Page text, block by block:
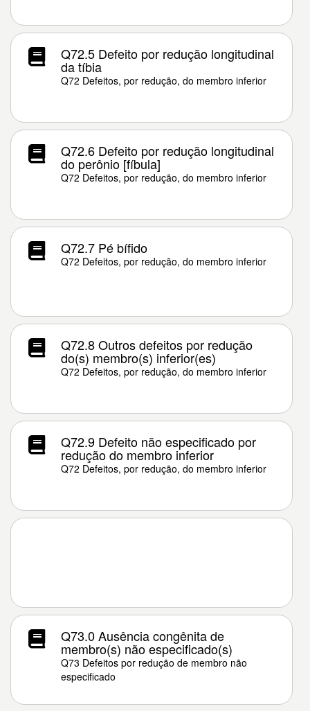
Q72.5 Defeito por redução longitudinal
da tíbia
Q72 Defeitos, por redução, do membro inferior
Q72.6 Defeito por redução longitudinal
do perônio [fíbula]
Q72 Defeitos, por redução, do membro inferior
Q72.7 Pé bífido
Q72 Defeitos, por redução, do membro inferior
Q72.8 Outros defeitos por redução
do(s) membro(s) inferior(es)
Q72 Defeitos, por redução, do membro inferior
Q72.9 Defeito não especificado por
redução do membro inferior
Q72 Defeitos, por redução, do membro inferior
Q73.0 Ausência congênita de
membro(s) não especificado(s)
Q73 Defeitos por redução de membro não
especificado